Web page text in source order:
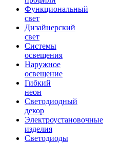
Функциональный
свет
Дизайнерский
свет
Системы
освещения
Наружное
освещение
Гибкий
неон
Светодиодный
декор
Электроустановочные
изделия
Светодиоды